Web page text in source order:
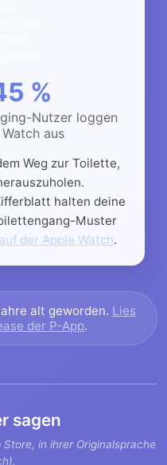
%
Nutzer loggen
aus
Weg zur Toilette,
halten deine
Muster
der Apple Watch.
alt geworden. Lies
der P-App.
sagen
in ihrer Originalsprache